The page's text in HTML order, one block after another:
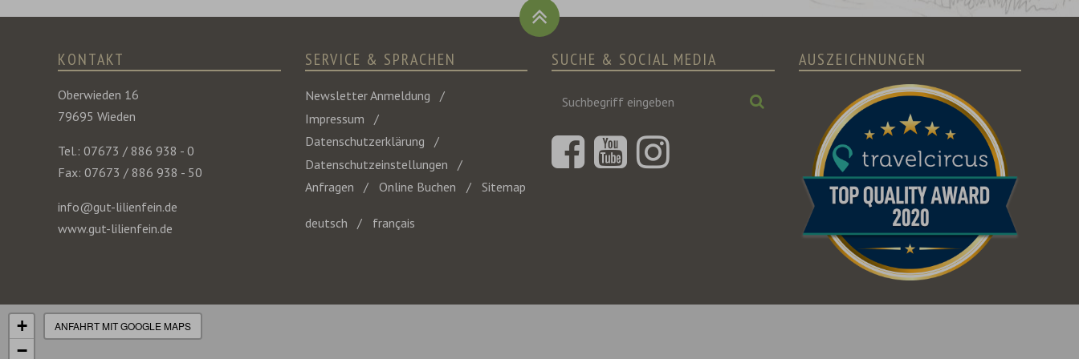
KONTAKT
Oberwieden 16
79695 Wieden
Tel.: 07673 / 886 938 - 0
Fax: 07673 / 886 938 - 50
info@gut-lilienfein.de
www.gut-lilienfein.de
SERVICE & SPRACHEN
Newsletter Anmeldung
Impressum
Datenschutzerklärung
Datenschutzeinstellungen
Anfragen
Online Buchen Sitemap
deutsch français
SUCHE & SOCIAL MEDIA AUSZEICHNUNGEN
+
−
ANFAHRT MIT GOOGLE MAPS